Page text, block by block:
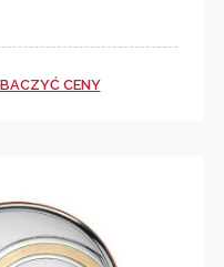
CENY